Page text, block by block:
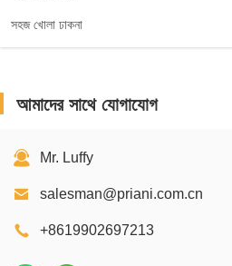
সহজ খোলা ঢাকনা
আমাদের সাথে যোগাযোগ
Mr. Luffy
salesman@priani.com.cn
+8619902697213